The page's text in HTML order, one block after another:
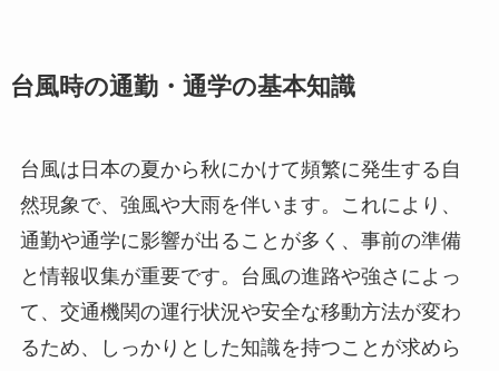
台風時の通勤・通学の基本知識
台風は日本の夏から秋にかけて頻繁に発生する自
然現象で、強風や大雨を伴います。これにより、
通勤や通学に影響が出ることが多く、事前の準備
と情報収集が重要です。台風の進路や強さによっ
て、交通機関の運行状況や安全な移動方法が変わ
るため、しっかりとした知識を持つことが求めら